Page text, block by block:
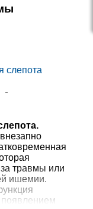
Запись
слепота
за травмы или
ишемии.
появлением